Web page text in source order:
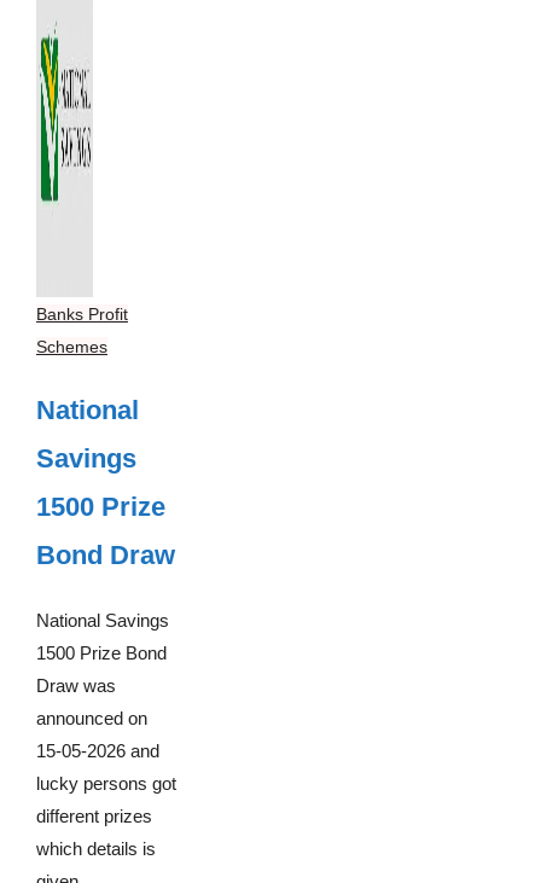
Banks Profit
Schemes
National
Savings
1500 Prize
Bond Draw
National Savings
1500 Prize Bond
Draw was
announced on
15-05-2026 and
lucky persons got
different prizes
which details is